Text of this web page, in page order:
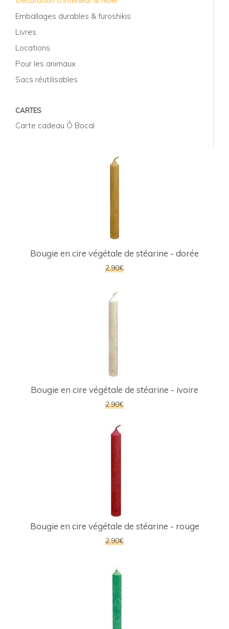
Emballages durables & furoshikis
Livres
Locations
Pour les animaux
Sacs réutilisables
CARTES
Carte cadeau Ô Bocal
Bougie en cire végétale de stéarine - dorée
2.90€
Bougie en cire végétale de stéarine - ivoire
2.90€
Bougie en cire végétale de stéarine - rouge
2.90€